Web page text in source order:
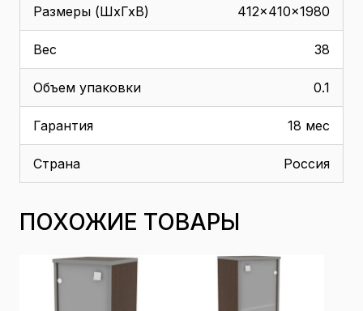
Размеры (ШхГхВ) 412x410x1980
Вес 38
Объем упаковки 0.1
Гарантия 18 мес
Страна Россия
ПОХОЖИЕ ТОВАРЫ